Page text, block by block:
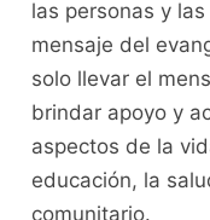
las personas y
mensaje del
solo llevar el
brindar apoyo y
aspectos de la
educación, la
comunitario.